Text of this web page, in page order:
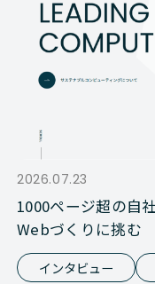
2026.07.23
1000ページ超の自
Webづくりに挑む
インタビュー